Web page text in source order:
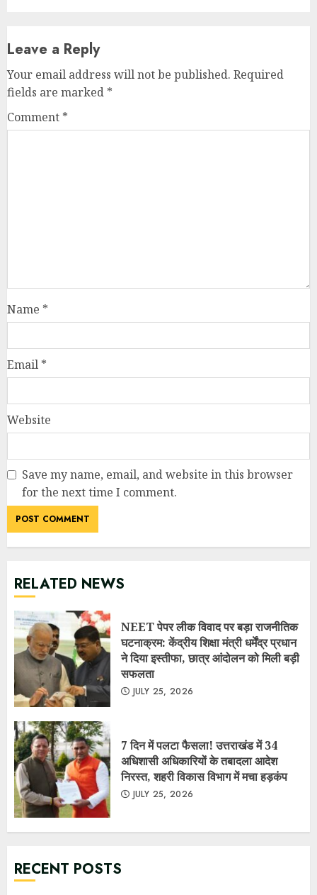
Save my name, email, and website in this browser
for the next time I comment.
RELATED NEWS
NEET पेपर लीक विवाद पर बड़ा राजनीतिक
घटनाक्रम: केंद्रीय शिक्षा मंत्री धर्मेंद्र प्रधान
ने दिया इस्तीफा, छात्र आंदोलन को मिली बड़ी
7 दिन में पलटा फैसला! उत्तराखंड में 34
अधिशासी अधिकारियों के तबादला आदेश
JULY 25, 2026
RECENT POSTS
NEET पेपर लीक विवाद पर बड़ा राजनीतिक घटनाक्रम: केंद्रीय शिक्षा
मंत्री धर्मेंद्र प्रधान ने दिया इस्तीफा, छात्र आंदोलन को मिली बड़ी
सफलताJuly 25, 2026
7 दिन में पलटा फैसला! उत्तराखंड में 34 अधिशासी अधिकारियों के
तबादला आदेश निरस्त, शहरी विकास विभाग में मचा हड़कंप
सरकार ने माना: E-20 पेट्रोल से कुछ वाहनों का माइलेज 3–5% तक घट
सकता है, लेकिन बताए बड़े फायदे